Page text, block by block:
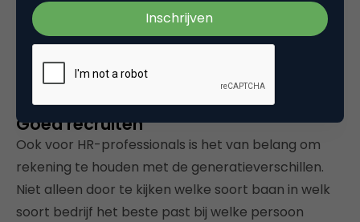
overeenkomsten in plaats van de verschillen.
Samenwerken zou dan wel eens een stuk
marketing goed blijven managen!
Goed recruiten
Ook voor HR-professionals is het van belang om
rekening te houden met de generatieverschillen.
Niet alleen door te kijken welke soort baan in welk
soort bedrijf het beste past bij welke persoon